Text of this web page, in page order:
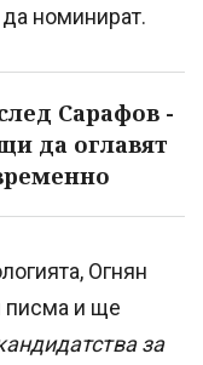
номинират.
Сарафов -
да оглавят
Огнян
писма и ще
за